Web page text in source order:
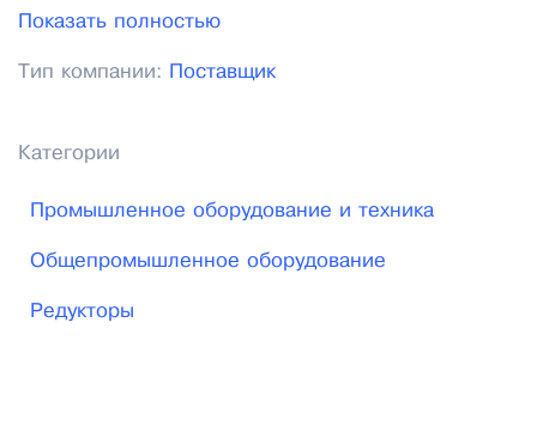
у нас прямые договора поставки с Европейскими
оформление в Челябинске или при
городах России; являемся активным участником
omk. zakupim.ru. Одни из Лучших цен и условий
поставки среди Российских предприятий на
Показать полностью
Тип компании: Поставщик
Категории
Промышленное оборудование и техника
Общепромышленное оборудование
Редукторы